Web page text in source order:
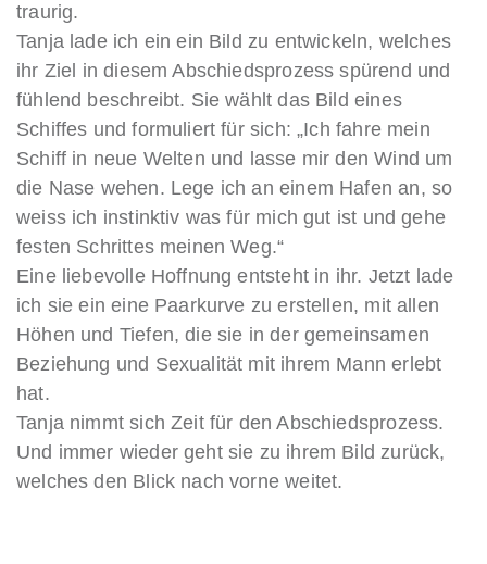
traurig.
Tanja lade ich ein ein Bild zu entwickeln, welches
ihr Ziel in diesem Abschiedsprozess spürend und
fühlend beschreibt. Sie wählt das Bild eines
Schiffes und formuliert für sich: „Ich fahre mein
Schiff in neue Welten und lasse mir den Wind um
die Nase wehen. Lege ich an einem Hafen an, so
weiss ich instinktiv was für mich gut ist und gehe
festen Schrittes meinen Weg.“
Eine liebevolle Hoffnung entsteht in ihr. Jetzt lade
ich sie ein eine Paarkurve zu erstellen, mit allen
Höhen und Tiefen, die sie in der gemeinsamen
Beziehung und Sexualität mit ihrem Mann erlebt
hat.
Tanja nimmt sich Zeit für den Abschiedsprozess.
Und immer wieder geht sie zu ihrem Bild zurück,
welches den Blick nach vorne weitet.